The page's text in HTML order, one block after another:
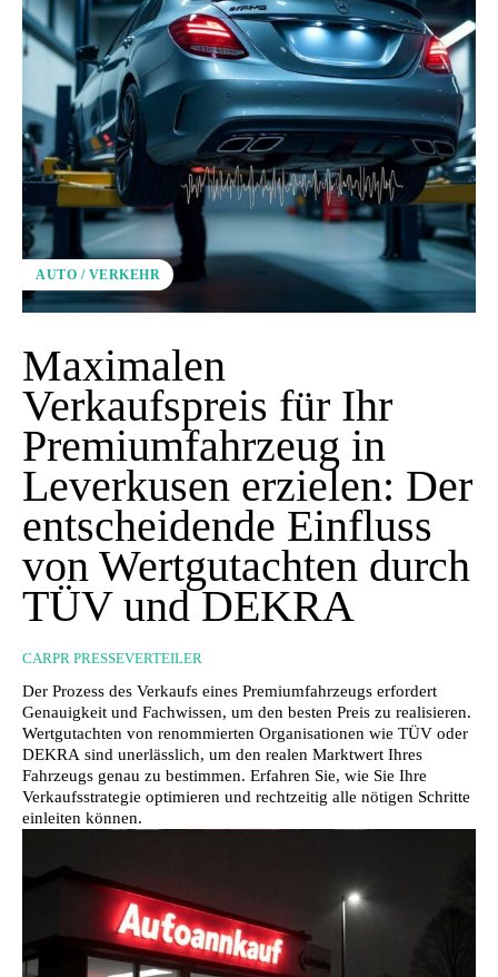
AUTO / VERKEHR
Maximalen
Verkaufspreis für Ihr
Premiumfahrzeug in
Leverkusen erzielen: Der
entscheidende Einfluss
von Wertgutachten durch
TÜV und DEKRA
CARPR PRESSEVERTEILER
Der Prozess des Verkaufs eines Premiumfahrzeugs erfordert
Genauigkeit und Fachwissen, um den besten Preis zu realisieren.
Wertgutachten von renommierten Organisationen wie TÜV oder
DEKRA sind unerlässlich, um den realen Marktwert Ihres
Fahrzeugs genau zu bestimmen. Erfahren Sie, wie Sie Ihre
Verkaufsstrategie optimieren und rechtzeitig alle nötigen Schritte
einleiten können.